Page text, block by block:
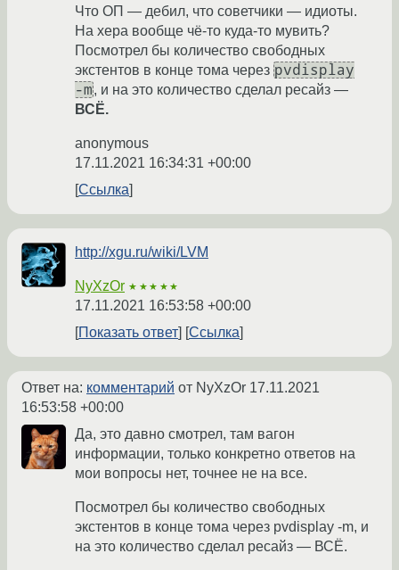
Что ОП — дебил, что советчики — идиоты.
На хера вообще чё-то куда-то мувить?
Посмотрел бы количество свободных
экстентов в конце тома через pvdisplay
-m, и на это количество сделал ресайз —
ВСЁ.
anonymous
17.11.2021 16:34:31 +00:00
Ссылка
http://xgu.ru/wiki/LVM
NyXzOr ★★★★★
17.11.2021 16:53:58 +00:00
Показать ответ
Ссылка
Ответ на: комментарий от NyXzOr 17.11.2021
16:53:58 +00:00
Да, это давно смотрел, там вагон
информации, только конкретно ответов на
мои вопросы нет, точнее не на все.
Посмотрел бы количество свободных
экстентов в конце тома через pvdisplay -m, и
на это количество сделал ресайз — ВСЁ.